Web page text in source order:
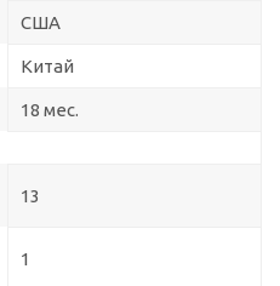
США
Китай
18 мес.
13
1